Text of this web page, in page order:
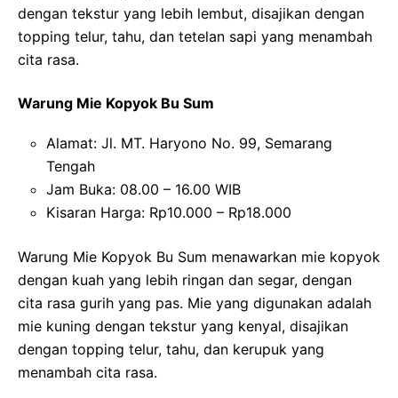
dengan tekstur yang lebih lembut, disajikan dengan
topping telur, tahu, dan tetelan sapi yang menambah
cita rasa.
Warung Mie Kopyok Bu Sum
Alamat: Jl. MT. Haryono No. 99, Semarang
Tengah
Jam Buka: 08.00 – 16.00 WIB
Kisaran Harga: Rp10.000 – Rp18.000
Warung Mie Kopyok Bu Sum menawarkan mie kopyok
dengan kuah yang lebih ringan dan segar, dengan
cita rasa gurih yang pas. Mie yang digunakan adalah
mie kuning dengan tekstur yang kenyal, disajikan
dengan topping telur, tahu, dan kerupuk yang
menambah cita rasa.